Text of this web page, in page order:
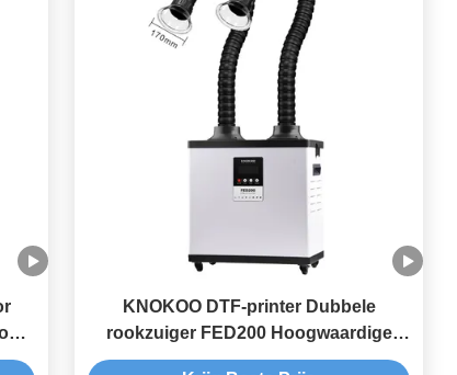
KNOKOO DTF-printer Dubbele
rookzuiger FED200 Hoogwaardige
luchtreiniger voor dubbele drukkerijen